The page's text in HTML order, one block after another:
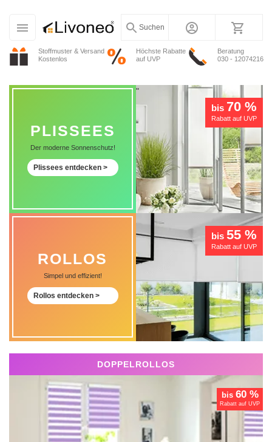
Stoffmuster & Versand
Kostenlos
Höchste Rabatte
auf UVP
Beratung
030 - 12074216
Suchen
PLISSEES
Der moderne Sonnenschutz!
Plissees entdecken >
"
bis 70 %
Rabatt auf UVP
ROLLOS
Simpel und effizient!
Rollos entdecken >
bis 55 %
Rabatt auf UVP
DOPPELROLLOS
bis 60 %
Rabatt auf UVP